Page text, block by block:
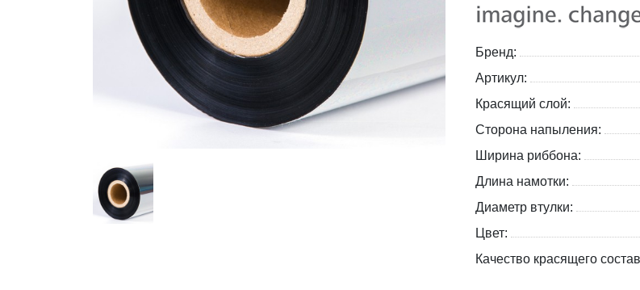
Бренд:
Артикул:
Красящий слой:
Сторона напыления:
Ширина риббона:
Длина намотки:
Диаметр втулки:
Цвет:
Качество красящего